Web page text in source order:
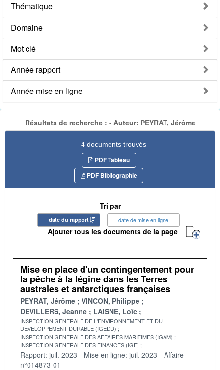
Thématique
Domaine
Mot clé
Année rapport
Année mise en ligne
Résultats de recherche : - Auteur: PEYRAT, Jérôme
4 documents trouvés
PDF Tableau
PDF Bibliographie
Tri par
date du rapport date de mise en ligne
Ajouter tous les documents de la page
Mise en place d'un contingentement pour
la pêche à la légine dans les Terres
australes et antarctiques françaises
PEYRAT, Jérôme
VINCON, Philippe
DEVILLERS, Jeanne
LAISNE, Loïc
INSPECTION GENERALE DE L'ENVIRONNEMENT ET DU
DEVELOPPEMENT DURABLE (IGEDD)
INSPECTION GENERALE DES AFFAIRES MARITIMES (IGAM)
INSPECTION GENERALE DES FINANCES (IGF)
Rapport: juil. 2023 Mise en ligne: juil. 2023
Affaire
n°014873-01